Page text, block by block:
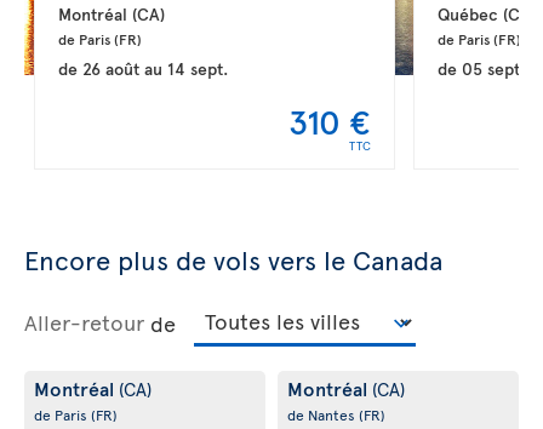
Montréal (CA)
de Paris (FR)
de 26 aoûtau 14 sept.
310 €
TTC
Québec (CA)
de Paris (FR)
de 05 sept.
Encore plus de vols vers le Canada
Aller-retour de
Montréal (CA)
de Paris (FR)
Montréal (CA)
de Nantes (FR)